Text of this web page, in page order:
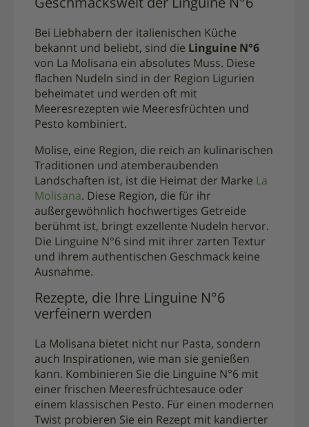
Geschmackswelt der Linguine N°6
Bei Liebhabern der italienischen Küche
bekannt und beliebt, sind die Linguine N°6
von La Molisana ein absolutes Muss. Diese
flachen Nudeln sind in der Region Ligurien
beheimatet und werden oft mit
Meeresrezepten wie Meeresfrüchten und
Pesto kombiniert.
Molise, eine Region, die reich an kulinarischen
Traditionen und atemberaubenden
Landschaften ist, ist die Heimat der Marke La
Molisana. Diese Region, die für ihr
außergewöhnlich hochwertiges Getreide
berühmt ist, bringt exzellente Nudeln hervor.
Die Linguine N°6 sind mit ihrer zarten Textur
und ihrem authentischen Geschmack keine
Ausnahme.
Rezepte, die Ihre Linguine N°6
verfeinern werden
La Molisana bietet nicht nur Pasta, sondern
auch Inspirationen, wie man sie genießen
kann. Kombinieren Sie die Linguine N°6 mit
einer frischen Meeresfrüchtesauce oder
einem klassischen Pesto. Für einen modernen
Twist probieren Sie ein Rezept mit kandierter